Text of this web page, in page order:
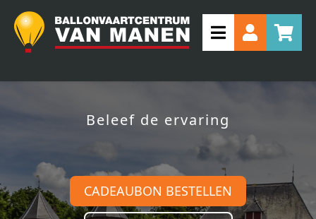
Beleef de ervaring
CADEAUBON BESTELLEN